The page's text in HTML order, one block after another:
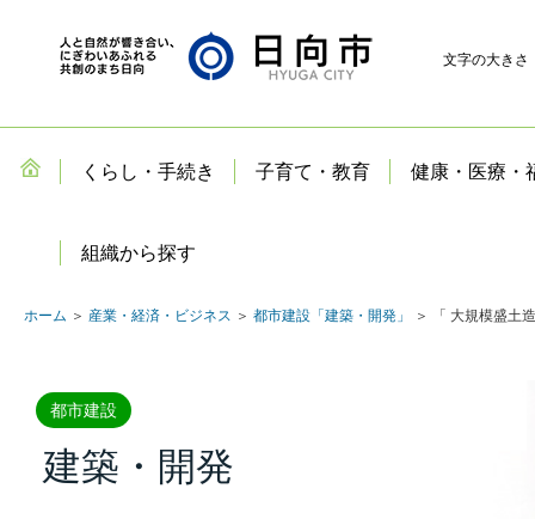
文字の大きさ
くらし・手続き 子育て・教育 健康・医療・
組織から探す
ホーム ＞ 産業・経済・ビジネス ＞ 都市建設「建築・開発」 ＞ 「 大規模盛土
都市建設
建築・開発